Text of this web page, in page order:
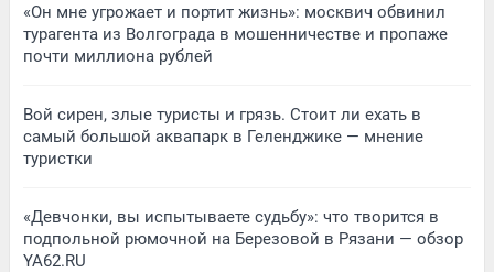
«Он мне угрожает и портит жизнь»: москвич обвинил
турагента из Волгограда в мошенничестве и пропаже
почти миллиона рублей
Вой сирен, злые туристы и грязь. Стоит ли ехать в
самый большой аквапарк в Геленджике — мнение
туристки
«Девчонки, вы испытываете судьбу»: что творится в
подпольной рюмочной на Березовой в Рязани — обзор
YA62.RU